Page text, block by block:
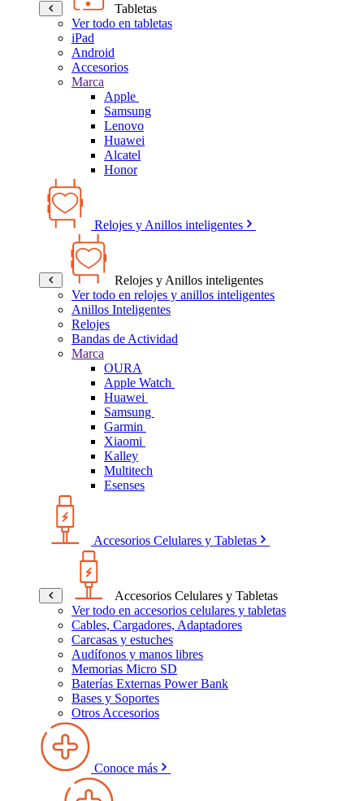
Tabletas
Ver todo en tabletas
iPad
Android
Accesorios
Marca
Apple
Samsung
Lenovo
Huawei
Alcatel
Honor
Relojes y Anillos inteligentes
Relojes y Anillos inteligentes
Ver todo en relojes y anillos inteligentes
Anillos Inteligentes
Relojes
Bandas de Actividad
Marca
OURA
Apple Watch
Huawei
Samsung
Garmin
Xiaomi
Kalley
Multitech
Esenses
Accesorios Celulares y Tabletas
Accesorios Celulares y Tabletas
Ver todo en accesorios celulares y tabletas
Cables, Cargadores, Adaptadores
Carcasas y estuches
Audífonos y manos libres
Memorias Micro SD
Baterías Externas Power Bank
Bases y Soportes
Otros Accesorios
Conoce más